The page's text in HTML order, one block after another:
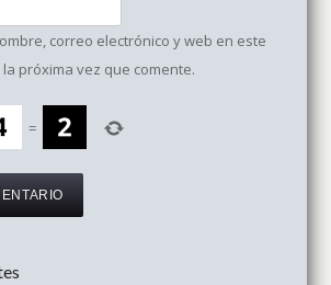
correo electrónico y web en este
próxima vez que comente.
=